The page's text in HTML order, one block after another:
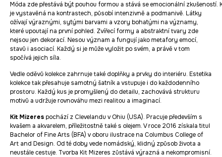
Móda zde přestává být pouhou formou a stává se emocionální zkušeností.
je vystavěná na kontrastech, působí intenzivně a podmanivě. Látky
ožívají výraznými, sytými barvami a vzory bohatými na významy,
které upoutají na první pohled. Zvířecí formy a abstraktní tvary zde
nejsou jen dekorací. Nesou význam a fungují jako metafory emocí,
stavů i asociací. Každý si je může vyložit po svém, a právě v tom
spočívá jejich síla.
Vedle oděvů kolekce zahrnuje také doplňky a prvky do interiéru. Estetika
kolekce tak přesahuje samotný šatník a vstupuje i do každodenního
prostoru. Každý kus je promyšlený do detailu, zachovává strukturu
motivů a udržuje rovnováhu mezi realitou a imaginací.
Kit Mizerespochází z Clevelandu v Ohiu (USA). Pracuje především s
kvašem a akvarelem, příležitostně také s olejem. V roce 2016 získala titul
Bachelor of Fine Arts (BFA) v oboru ilustrace na Columbus College of
Art and Design. Od té doby vede nomádský, klidný způsob života a
neustále cestuje. Tvorba Kit Mizeres zůstává výrazná a nekompromisní.